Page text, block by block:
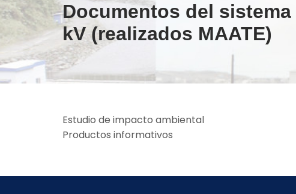
Documentos del
kV (realizados MAATE)
Estudio de impacto ambiental
Productos informativos